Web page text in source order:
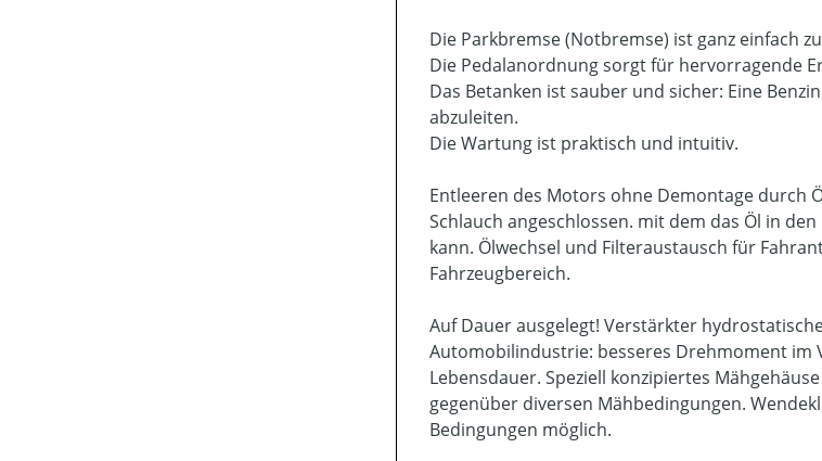
Die Parkbremse (Notbremse) ist ganz einfach
Die Pedalanordnung sorgt für hervorragende
Das Betanken ist sauber und sicher: Eine
abzuleiten.
Die Wartung ist praktisch und intuitiv.
Entleeren des Motors ohne Demontage durch
Schlauch angeschlossen. mit dem das Öl in
kann. Ölwechsel und Filteraustausch für
Fahrzeugbereich.
Auf Dauer ausgelegt! Verstärkter
Automobilindustrie: besseres Drehmoment im
Lebensdauer. Speziell konzipiertes
gegenüber diversen Mähbedingungen.
Bedingungen möglich.